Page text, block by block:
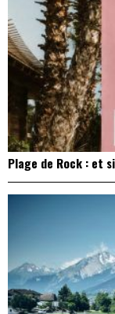
Plage de Rock : et